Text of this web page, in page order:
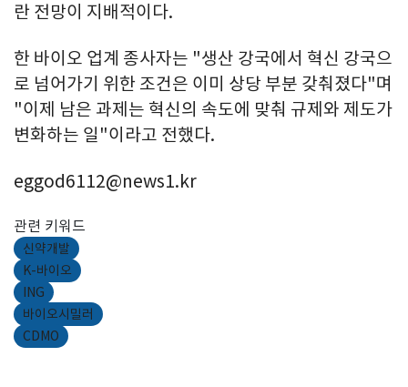
란 전망이 지배적이다.
한 바이오 업계 종사자는 "생산 강국에서 혁신 강국으
로 넘어가기 위한 조건은 이미 상당 부분 갖춰졌다"며
"이제 남은 과제는 혁신의 속도에 맞춰 규제와 제도가
변화하는 일"이라고 전했다.
eggod6112@news1.kr
관련 키워드
신약개발
K-바이오
ING
바이오시밀러
CDMO